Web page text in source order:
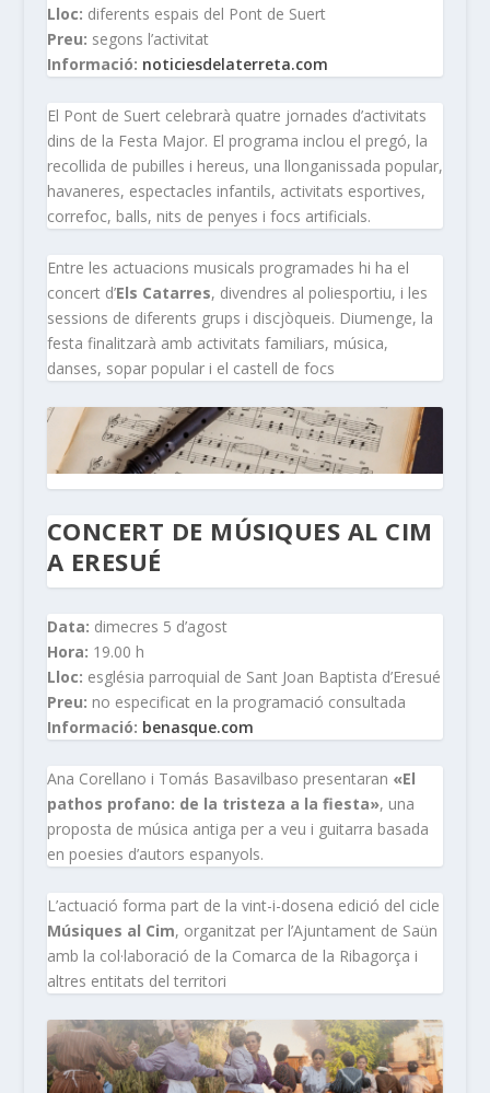
Lloc: diferents espais del Pont de Suert
Preu: segons l’activitat
Informació: noticiesdelaterreta.com
El Pont de Suert celebrarà quatre jornades d’activitats
dins de la Festa Major. El programa inclou el pregó, la
recollida de pubilles i hereus, una llonganissada popular,
havaneres, espectacles infantils, activitats esportives,
correfoc, balls, nits de penyes i focs artificials.
Entre les actuacions musicals programades hi ha el
concert d’Els Catarres, divendres al poliesportiu, i les
sessions de diferents grups i discjòqueis. Diumenge, la
festa finalitzarà amb activitats familiars, música,
danses, sopar popular i el castell de focs
CONCERT DE MÚSIQUES AL CIM
A ERESUÉ
Data: dimecres 5 d’agost
Hora: 19.00 h
Lloc: església parroquial de Sant Joan Baptista d’Eresué
Preu: no especificat en la programació consultada
Informació: benasque.com
Ana Corellano i Tomás Basavilbaso presentaran «El
pathos profano: de la tristeza a la fiesta», una
proposta de música antiga per a veu i guitarra basada
en poesies d’autors espanyols.
L’actuació forma part de la vint-i-dosena edició del cicle
Músiques al Cim, organitzat per l’Ajuntament de Saün
amb la col·laboració de la Comarca de la Ribagorça i
altres entitats del territori